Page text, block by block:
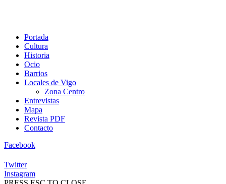
Portada
Cultura
Historia
Ocio
Barrios
Locales de Vigo
Zona Centro
Entrevistas
Mapa
Revista PDF
Contacto
Facebook
Twitter
Instagram